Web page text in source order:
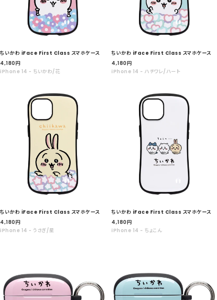
ちいかわ iFace First Class スマホケース
セ
ー
4,180円
iPhone 14 - ちいかわ/花
ちいかわ iFace First Class スマホケース
セ
ー
4,180円
iPhone 14 - ハチワレ/ハート
ちいかわ iFace First Class スマホケース
セ
ー
4,180円
iPhone 14 - うさぎ/星
ちいかわ iFace First Class スマホケース
セ
ー
4,180円
iPhone 14 - ちょこん